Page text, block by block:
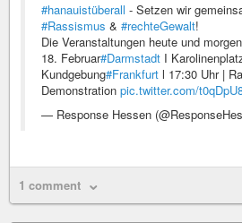
#hanauistüberall - Setzen wir
#Rassismus & #rechteGewalt!
Die Veranstaltungen heute und
18. Februar#Darmstadt I
Kundgebung#Frankfurt l 17:30 Uhr |
Demonstration pic.twitter.com/
— Response Hessen
1 comment